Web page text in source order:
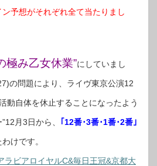
ン予想がそれぞれ全て当たりまし
極み乙女休業”にしていまし
の問題により、ライヴ東京公演12
動自体を休止することになったよう
月3日から、 ｢12番･3番･1番･2番｣
けです。
ラビアロイヤルC&毎日王冠&京都大